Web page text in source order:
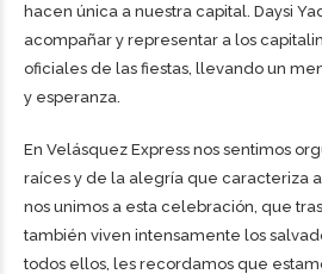
hacen única a nuestra capital. Daysi
acompañar y representar a los
oficiales de las fiestas, llevando un
y esperanza.
En Velásquez Express nos sentimos
raíces y de la alegría que caracteriza a
nos unimos a esta celebración, que
también viven intensamente los
todos ellos, les recordamos que